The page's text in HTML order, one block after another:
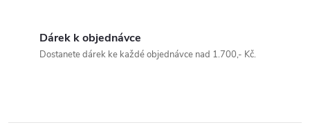
v
Dárek k objednávce
Dostanete dárek ke každé objednávce nad 1.700,- Kč.